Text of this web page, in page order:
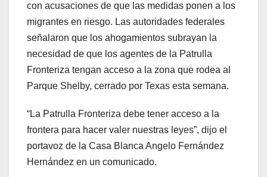
con acusaciones de que las medidas ponen a los
migrantes en riesgo. Las autoridades federales
señalaron que los ahogamientos subrayan la
necesidad de que los agentes de la Patrulla
Fronteriza tengan acceso a la zona que rodea al
Parque Shelby, cerrado por Texas esta semana.
“La Patrulla Fronteriza debe tener acceso a la
frontera para hacer valer nuestras leyes”, dijo el
portavoz de la Casa Blanca Angelo Fernández
Hernández en un comunicado.